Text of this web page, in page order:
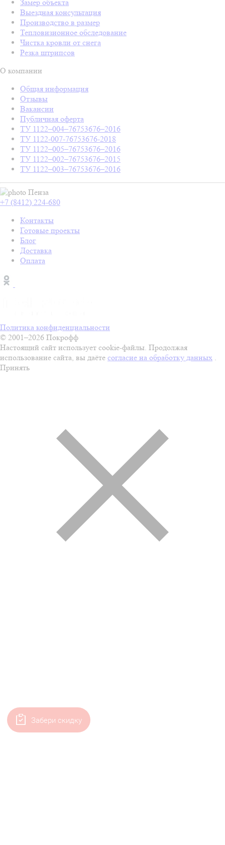
Замер объекта
Выездная консультация
Производство в размер
Тепловизионное обследование
Чистка кровли от снега
Резка штрипсов
О компании
Общая информация
Отзывы
Вакансии
Публичная оферта
ТУ 1122–004–76753676–2016
ТУ 1122-007-76753676-2018
ТУ 1122–005–76753676–2016
ТУ 1122–002–76753676–2015
ТУ 1122–003–76753676–2016
Пенза
+7 (8412) 224-680
Контакты
Готовые проекты
Блог
Доставка
Оплата
Политика конфиденциальности
© 2001–2026 Покрофф
Настоящий сайт использует cookie-файлы. Продолжая
использование сайта, вы даёте согласие на обработку данных .
Принять
Забери скидку